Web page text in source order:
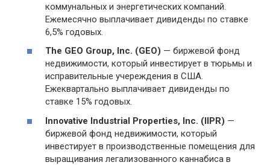
коммунальных и энергетических компаний.
Ежемесячно выплачивает дивиденды по ставке
6,5% годовых.
The GEO Group, Inc. (GEO) — биржевой фонд
недвижимости, который инвестирует в тюрьмы и
исправительные учереждения в США.
Ежеквартально выплачивает дивиденды по
ставке 15% годовых.
Innovative Industrial Properties, Inc. (IIPR) —
биржевой фонд недвижимости, который
инвестирует в производственные помещения для
выращивания легализованного каннабиса в